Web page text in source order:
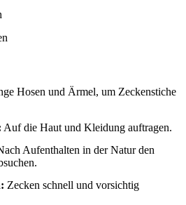
Hosen und Ärmel, um Zeckenstiche
Auf die Haut und Kleidung auftragen.
Aufenthalten in der Natur den
Zecken schnell und vorsichtig